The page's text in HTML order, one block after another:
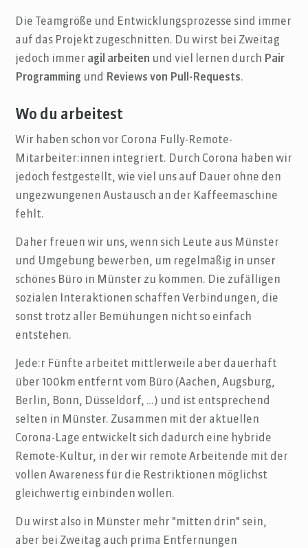
Die Teamgröße und Entwicklungsprozesse sind immer
auf das Projekt zugeschnitten. Du wirst bei Zweitag
jedoch immer agil arbeiten und viel lernen durch Pair
Programming und Reviews von Pull-Requests.
Wo du arbeitest
Wir haben schon vor Corona Fully-Remote-
Mitarbeiter:innen integriert. Durch Corona haben wir
jedoch festgestellt, wie viel uns auf Dauer ohne den
ungezwungenen Austausch an der Kaffeemaschine
fehlt.
Daher freuen wir uns, wenn sich Leute aus Münster
und Umgebung bewerben, um regelmäßig in unser
schönes Büro in Münster zu kommen. Die zufälligen
sozialen Interaktionen schaffen Verbindungen, die
sonst trotz aller Bemühungen nicht so einfach
entstehen.
Jede:r Fünfte arbeitet mittlerweile aber dauerhaft
über 100km entfernt vom Büro (Aachen, Augsburg,
Berlin, Bonn, Düsseldorf, …) und ist entsprechend
selten in Münster. Zusammen mit der aktuellen
Corona-Lage entwickelt sich dadurch eine hybride
Remote-Kultur, in der wir remote Arbeitende mit der
vollen Awareness für die Restriktionen möglichst
gleichwertig einbinden wollen.
Du wirst also in Münster mehr "mitten drin" sein,
aber bei Zweitag auch prima Entfernungen